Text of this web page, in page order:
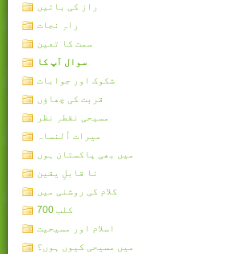
راز کی باتیں
راہِ نجات
سمت کا تعین
سوال آپ کا
شکوک اور جوابات
قربت کی چھاؤں
مسیحی نقطہِ نظر
میرات اُلنساہ
میں بھی پاکستان ہوں
نا قابلِ یقین
کلام کی روشنی میں
کلب 700
اسلام اور مسیحیت
میں مسیحی کیوں ہوں؟